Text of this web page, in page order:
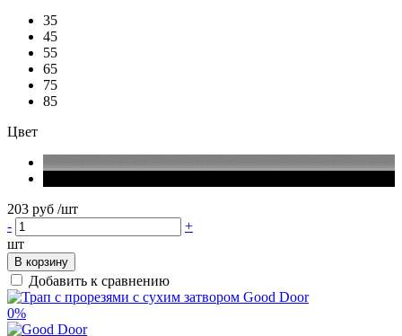
35
45
55
65
75
85
Цвет
203 руб /шт
-
+
шт
В корзину
Добавить к сравнению
0%